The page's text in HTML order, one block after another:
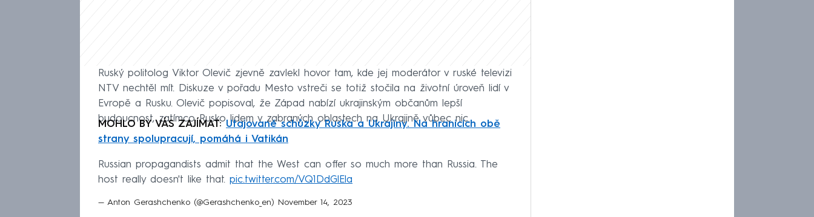
Ruský politolog Viktor Olevič zjevně zavlekl hovor tam, kde jej moderátor v ruské televizi
NTV nechtěl mít. Diskuze v pořadu Mesto vstreči se totiž stočila na životní úroveň lidí v
Evropě a Rusku. Olevič popisoval, že Západ nabízí ukrajinským občanům lepší
budoucnost, zatímco Rusko lidem v zabraných oblastech na Ukrajině vůbec nic.
MOHLO BY VÁS ZAJÍMAT:Utajované schůzky Ruska a Ukrajiny. Na hranicích obě
strany spolupracují, pomáhá i Vatikán
Russian propagandists admit that the West can offer so much more than Russia. The
host really doesn't like that. pic.twitter.com/VQ1DdGlEla
— Anton Gerashchenko (@Gerashchenko_en) November 14, 2023